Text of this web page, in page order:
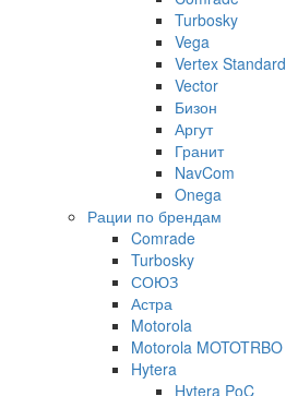
Turbosky
Vega
Vertex Standard
Vector
Бизон
Аргут
Гранит
NavCom
Onega
Рации по брендам
Comrade
Turbosky
СОЮЗ
Астра
Motorola
Motorola MOTOTRBO
Hytera
Hytera PoC